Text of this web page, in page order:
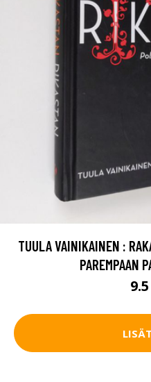
TUULA VAINIKAINEN :
PAREMPAAN